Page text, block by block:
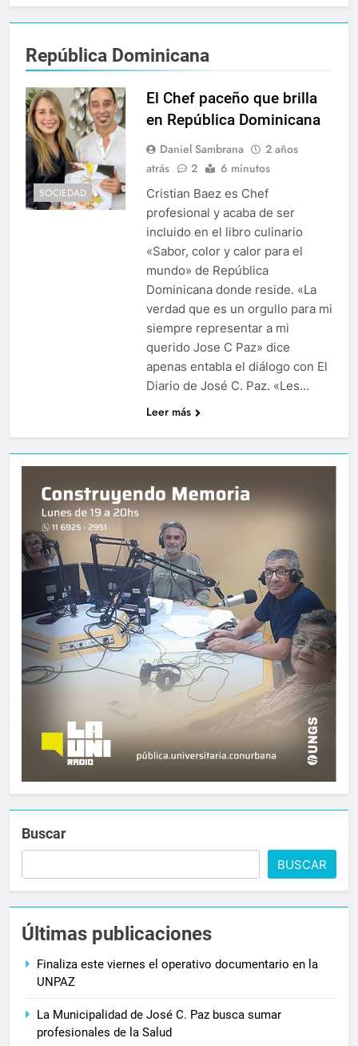
República Dominicana
SOCIEDAD
El Chef paceño que brilla
en República Dominicana
Daniel Sambrana
2 años
atrás
2 6 minutos
Cristian Baez es Chef
profesional y acaba de ser
incluido en el libro culinario
«Sabor, color y calor para el
mundo» de República
Dominicana donde reside. «La
verdad que es un orgullo para mi
siempre representar a mi
querido Jose C Paz» dice
apenas entabla el diálogo con El
Diario de José C. Paz. «Les…
Leer más
Buscar
BUSCAR
Últimas publicaciones
Finaliza este viernes el operativo documentario en la
UNPAZ
La Municipalidad de José C. Paz busca sumar
profesionales de la Salud